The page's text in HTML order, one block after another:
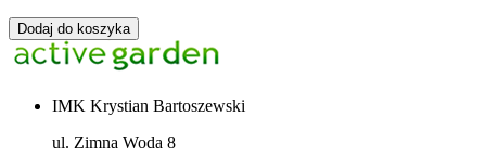
Dodaj do koszyka
IMK Krystian Bartoszewski
ul. Zimna Woda 8